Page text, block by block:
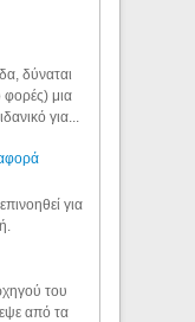
δύναται
φορές) μια
για...
για
του
από τα